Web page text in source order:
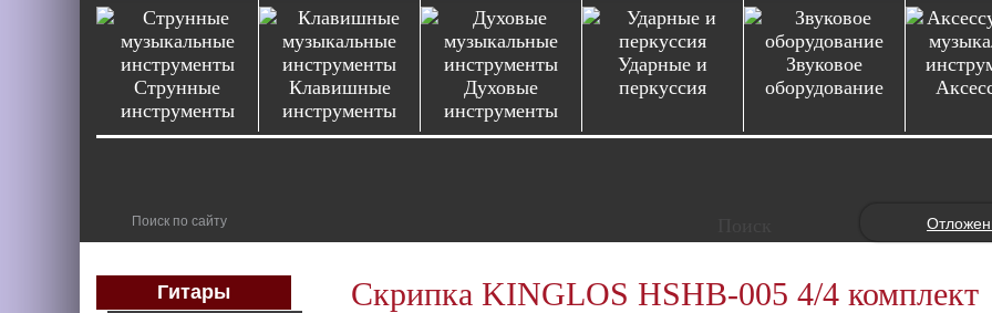
Струнные
инструменты
Клавишные
инструменты
Духовые
инструменты
Ударные и
перкуссия
Звуковое
оборудование
Скрипка KINGLOS HSHB-005 4/4 комплект
Гитары